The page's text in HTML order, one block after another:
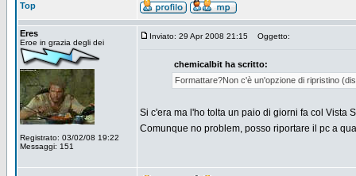
Top
Eres
Eroe in grazia degli dei
Registrato: 03/02/08 19:22
Messaggi: 151
Inviato: 29 Apr 2008 21:15 Oggetto:
chemicalbit ha scritto:
Formattare?Non c'è un'opzione di ripristino
Si c'era ma l'ho tolta un paio di giorni fa col Vista
Comunque no problem, posso riportare il pc a